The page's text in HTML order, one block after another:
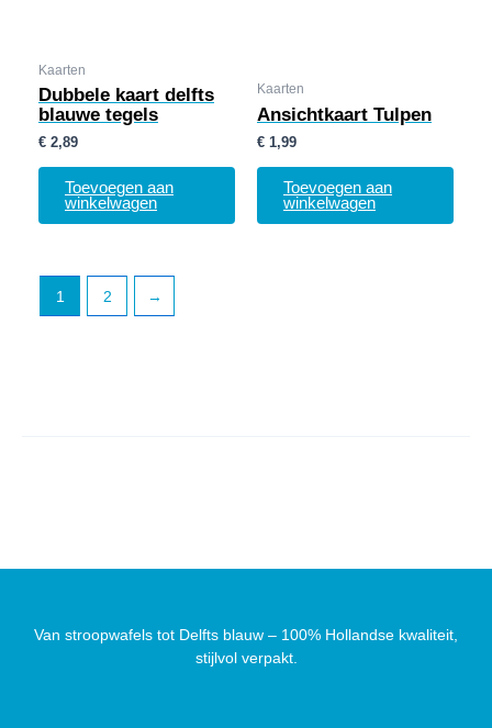
Kaarten
Dubbele kaart delfts
blauwe tegels
€ 2,89
Toevoegen aan
winkelwagen
Kaarten
Ansichtkaart Tulpen
€ 1,99
Toevoegen aan
winkelwagen
1 2 →
Van stroopwafels tot Delfts blauw – 100% Hollandse kwaliteit,
stijlvol verpakt.